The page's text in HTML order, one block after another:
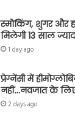
स्मोकिंग, शुगर और
मिलेगी 13 साल
1 day ago
प्रेग्नेंसी में
नहीं…नवजात के
2 days ago